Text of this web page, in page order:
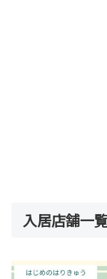
入居店舗一